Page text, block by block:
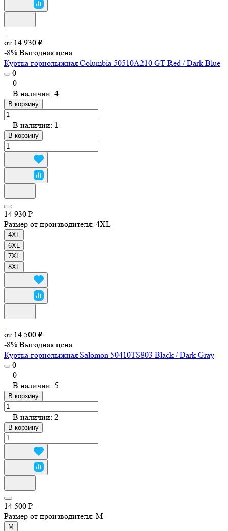
от 14 930 ₽
-8% Выгодная цена
Куртка горнолыжная Columbia 50510A210 GT Red / Dark Blue
0
0
В наличии: 4
В корзину
В наличии: 1
В корзину
14 930 ₽
Размер от производителя: 4XL
4XL
6XL
7XL
8XL
от 14 500 ₽
-8% Выгодная цена
Куртка горнолыжная Salomon 50410TS803 Black / Dark Gray
0
0
В наличии: 5
В корзину
В наличии: 2
В корзину
14 500 ₽
Размер от производителя: M
M